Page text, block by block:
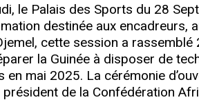
le Palais des Sports du 28
destinée aux encadreurs,
cette session a
la Guinée à disposer de
en mai 2025. La cérémonie
président de la Confédération